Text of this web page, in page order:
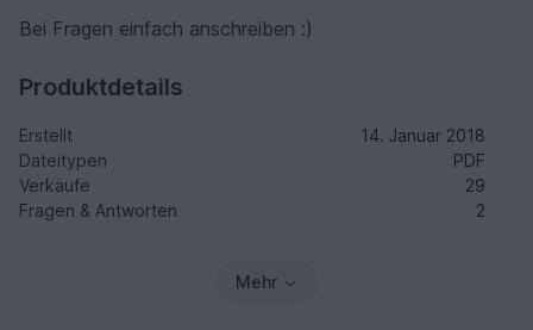
Bei Fragen einfach anschreiben :)
Produktdetails
Erstellt
14. Januar 2018
Dateitypen
PDF
Verkäufe
29
Fragen & Antworten
2
Mehr